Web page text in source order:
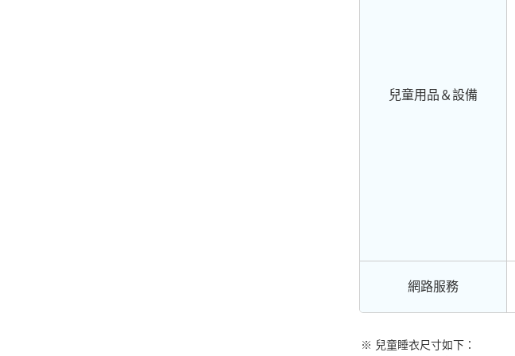
兒童用品＆設備
網路服務
兒童睡衣尺寸如下：